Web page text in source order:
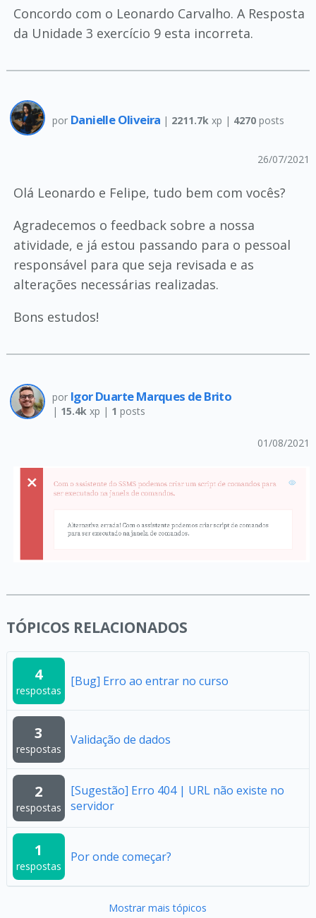
Concordo com o Leonardo Carvalho. A Resposta
da Unidade 3 exercício 9 esta incorreta.
por Danielle Oliveira | 2211.7k xp | 4270 posts
26/07/2021
Olá Leonardo e Felipe, tudo bem com vocês?
Agradecemos o feedback sobre a nossa
atividade, e já estou passando para o pessoal
responsável para que seja revisada e as
alterações necessárias realizadas.
Bons estudos!
por Igor Duarte Marques de Brito
| 15.4kxp | 1 posts
01/08/2021
TÓPICOS RELACIONADOS
4
respostas
[Bug] Erro ao entrar no curso
3
respostas
Validação de dados
2
respostas
[Sugestão] Erro 404 | URL não existe no
servidor
1
respostas
Por onde começar?
Mostrar mais tópicos